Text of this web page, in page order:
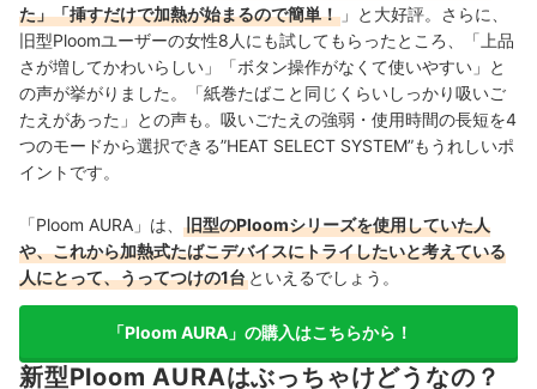
た」「挿すだけで加熱が始まるので簡単！ 」と大好評。さらに、
旧型Ploomユーザーの女性8人にも試してもらったところ、「上品
さが増してかわいらしい」「ボタン操作がなくて使いやすい」と
の声が挙がりました。「紙巻たばこと同じくらいしっかり吸いご
たえがあった」との声も。吸いごたえの強弱・使用時間の長短を4
つのモードから選択できる”HEAT SELECT SYSTEM”もうれしいポ
イントです。
「Ploom AURA」は、
旧型のPloomシリーズを使用していた人
や、これから加熱式たばこデバイスにトライしたいと考えている
人にとって、うってつけの1台 といえるでしょう。
「Ploom AURA」の購入はこちらから！
新型Ploom AURAはぶっちゃけどうなの？